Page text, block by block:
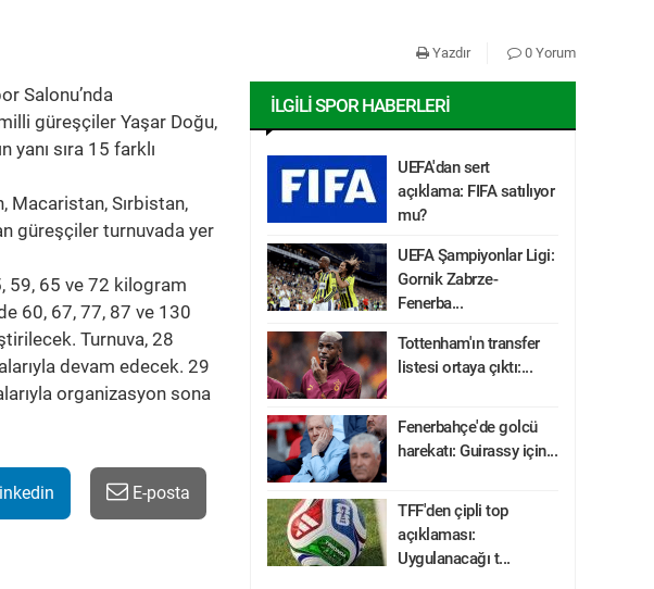
Yazdır 0 Yorum
Salonu’nda
güreşçiler Yaşar Doğu,
yanı sıra 15 farklı
Macaristan, Sırbistan,
güreşçiler turnuvada yer
59, 65 ve 72 kilogram
60, 67, 77, 87 ve 130
Turnuva, 28
devam edecek. 29
organizasyon sona
E-posta
İLGILI SPOR HABERLERI
UEFA'dan sert
açıklama: FIFA satılıyor
mu?
UEFA Şampiyonlar Ligi:
Gornik Zabrze-
Fenerba...
Tottenham'ın transfer
listesi ortaya çıktı:...
Fenerbahçe'de golcü
harekatı: Guirassy için...
TFF'den çipli top
açıklaması:
Uygulanacağı t...